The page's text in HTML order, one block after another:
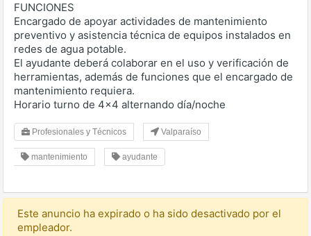
FUNCIONES
Encargado de apoyar actividades de mantenimiento
preventivo y asistencia técnica de equipos instalados en
redes de agua potable.
El ayudante deberá colaborar en el uso y verificación de
herramientas, además de funciones que el encargado de
mantenimiento requiera.
Horario turno de 4x4 alternando día/noche
Profesionales y Técnicos Valparaíso
mantenimiento ayudante
Este anuncio ha expirado o ha sido desactivado por el
empleador.